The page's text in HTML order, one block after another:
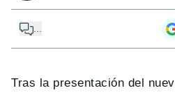
...
Tras la presentación del